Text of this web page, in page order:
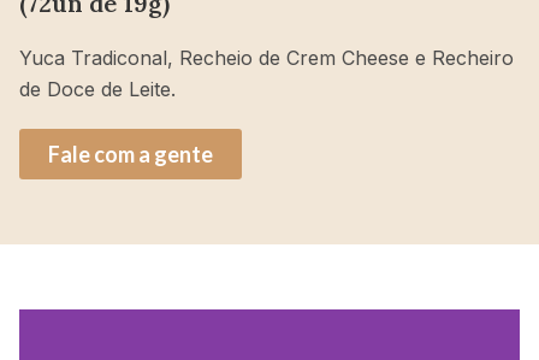
Yuca Tradiconal, Recheio de Crem Cheese e Recheiro
de Doce de Leite.
Fale com a gente